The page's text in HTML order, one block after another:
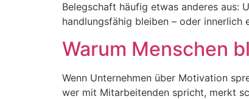
Belegschaft häufig etwas anderes aus:
handlungsfähig bleiben – oder
Warum Menschen
Wenn Unternehmen über Motivation
wer mit Mitarbeitenden spricht, merkt